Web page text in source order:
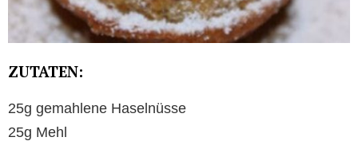
ZUTATEN:
25g gemahlene Haselnüsse
25g Mehl